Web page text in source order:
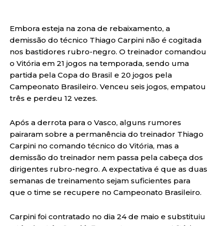
Embora esteja na zona de rebaixamento, a
demissão do técnico Thiago Carpini não é cogitada
nos bastidores rubro-negro. O treinador comandou
o Vitória em 21 jogos na temporada, sendo uma
partida pela Copa do Brasil e 20 jogos pela
Campeonato Brasileiro. Venceu seis jogos, empatou
três e perdeu 12 vezes.
Após a derrota para o Vasco, alguns rumores
pairaram sobre a permanência do treinador Thiago
Carpini no comando técnico do Vitória, mas a
demissão do treinador nem passa pela cabeça dos
dirigentes rubro-negro. A expectativa é que as duas
semanas de treinamento sejam suficientes para
que o time se recupere no Campeonato Brasileiro.
Carpini foi contratado no dia 24 de maio e substituiu